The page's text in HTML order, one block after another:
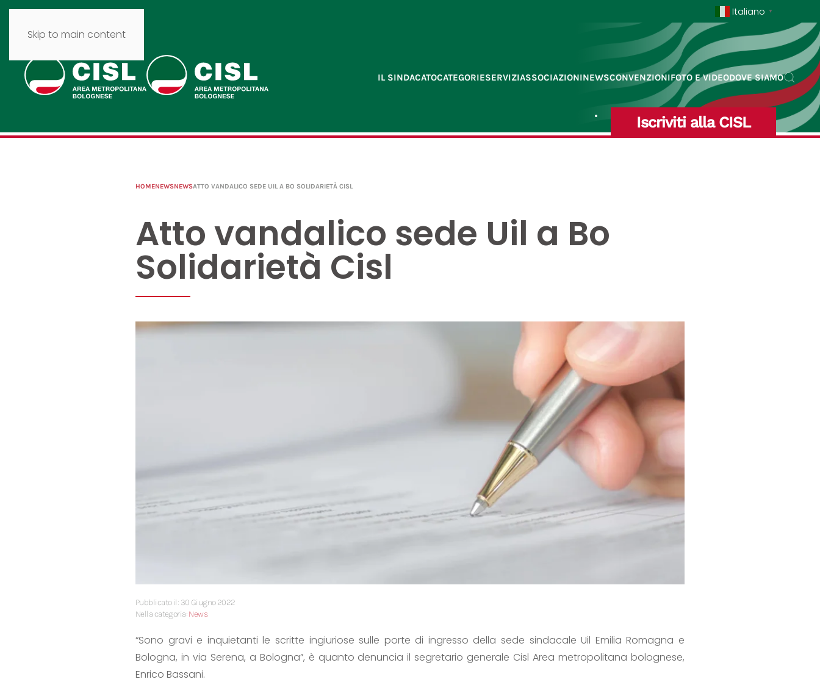
Skip to main content
Italiano ▼
IL SINDACATOCATEGORIESERVIZIASSOCIAZIONINEWSCONVENZIONIFOTO E VIDEODOVE SIAMO
Iscriviti alla CISL
HOMENEWSNEWSATTO VANDALICO SEDE UIL A BO SOLIDARIETÀ CISL
Atto vandalico sede Uil a Bo
Solidarietà Cisl
Pubblicato il: 30 Giugno 2022
Nella categoria:News
“Sono gravi e inquietanti le scritte ingiuriose sulle porte di ingresso della sede sindacale Uil Emilia Romagna e
Bologna, in via Serena, a Bologna”, è quanto denuncia il segretario generale Cisl Area metropolitana bolognese,
Enrico Bassani.